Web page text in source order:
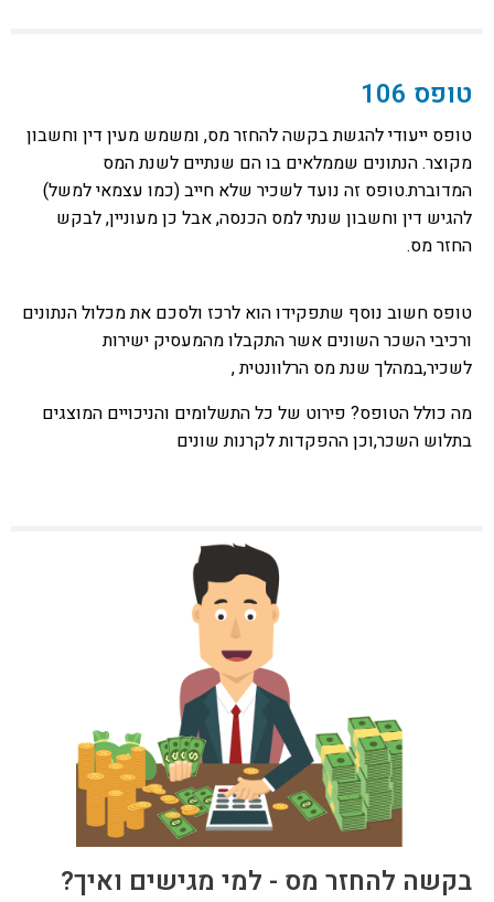
טופס 106
טופס ייעודי להגשת בקשה להחזר מס, ומשמש מעין דין וחשבון
מקוצר. הנתונים שממלאים בו הם שנתיים לשנת המס
המדוברת.טופס זה נועד לשכיר שלא חייב (כמו עצמאי למשל)
להגיש דין וחשבון שנתי למס הכנסה, אבל כן מעוניין, לבקש
החזר מס.
טופס חשוב נוסף שתפקידו הוא לרכז ולסכם את מכלול הנתונים
ורכיבי השכר השונים אשר התקבלו מהמעסיק ישירות
לשכיר,במהלך שנת מס הרלוונטית ,
מה כולל הטופס? פירוט של כל התשלומים והניכויים המוצגים
בתלוש השכר,וכן ההפקדות לקרנות שונים
בקשה להחזר מס - למי מגישים ואיך?